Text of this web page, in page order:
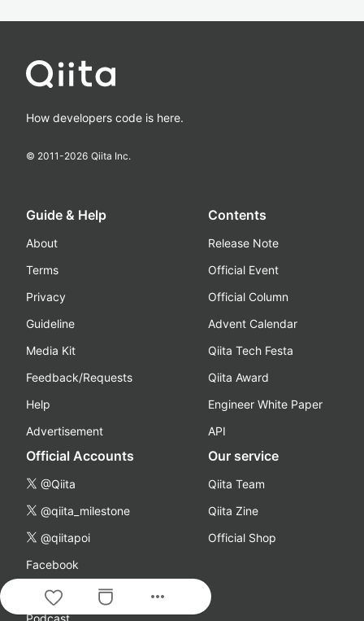
more_horiz
How developers code is here.
© 2011-2026 Qiita Inc.
Guide & Help
About
Terms
Privacy
Guideline
Media Kit
Feedback/Requests
Help
Advertisement
Contents
Release Note
Official Event
Official Column
Advent Calendar
Qiita Tech Festa
Qiita Award
Engineer White Paper
API
Official Accounts
@Qiita
@qiita_milestone
@qiitapoi
Facebook
YouTube
Podcast
Our service
Qiita Team
Qiita Zine
Official Shop